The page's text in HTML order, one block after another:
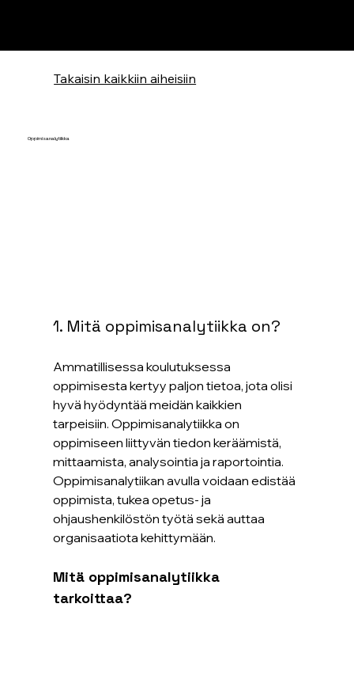
Takaisin kaikkiin aiheisiin
1. Mitä oppimisanalytiikka on?
Ammatillisessa koulutuksessa
oppimisesta kertyy paljon tietoa, jota olisi
hyvä hyödyntää meidän kaikkien
tarpeisiin. Oppimisanalytiikka on
oppimiseen liittyvän tiedon keräämistä,
mittaamista, analysointia ja raportointia.
Oppimisanalytiikan avulla voidaan edistää
oppimista, tukea opetus- ja
ohjaushenkilöstön työtä sekä auttaa
organisaatiota kehittymään.
Mitä oppimisanalytiikka
tarkoittaa?
Oppimisanalytiikka